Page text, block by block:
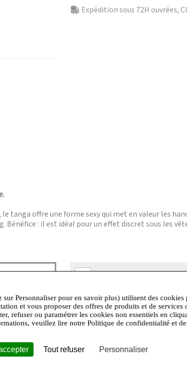
Expédition sous 72H ouvrées,
offre une forme sexy qui met en valeur les
Bénéfice : il est idéal pour un effet discret sous les
et à son
« haut
plaire et de
et joue
Elle est
+
sur Personnaliser pour en savoir plus) utilisent des cookies
et vous proposer des offres de produits et de services
refuser ou paramétrer les cookies non essentiels en
veuillez lire notre Politique de confidentialité et
Tout refuser Personnaliser